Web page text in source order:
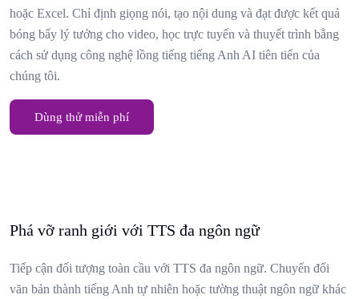
hoặc Excel. Chỉ định giọng nói, tạo nội dung và đạt được kết quả
bóng bẩy lý tưởng cho video, học trực tuyến và thuyết trình bằng
cách sử dụng công nghệ lồng tiếng tiếng Anh AI tiên tiến của
chúng tôi.
Dùng thử miễn phí
Phá vỡ ranh giới với TTS đa ngôn ngữ
Tiếp cận đối tượng toàn cầu với TTS đa ngôn ngữ. Chuyển đổi
văn bản thành tiếng Anh tự nhiên hoặc tường thuật ngôn ngữ khác